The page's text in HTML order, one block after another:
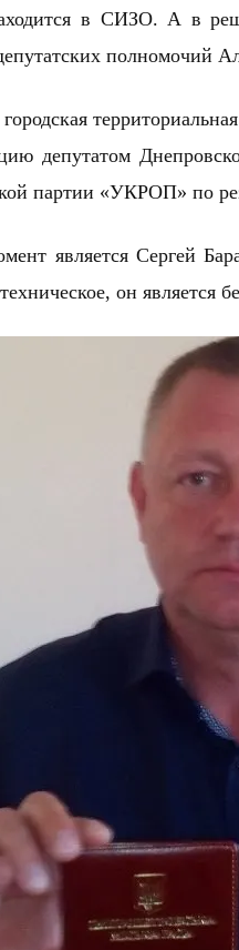
в СИЗО. А в
полномочий
депутатом
партии «УКРОП» по
является Сергей
он является